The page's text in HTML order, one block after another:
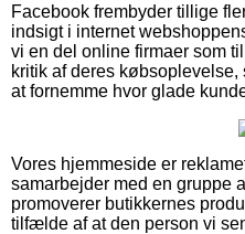
Facebook frembyder tillige
indsigt i internet
vi en del online firmaer som
kritik af deres købsoplevelse,
at fornemme hvor glade
Vores hjemmeside er
samarbejder med en gruppe
promoverer butikkernes
tilfælde af at den person vi